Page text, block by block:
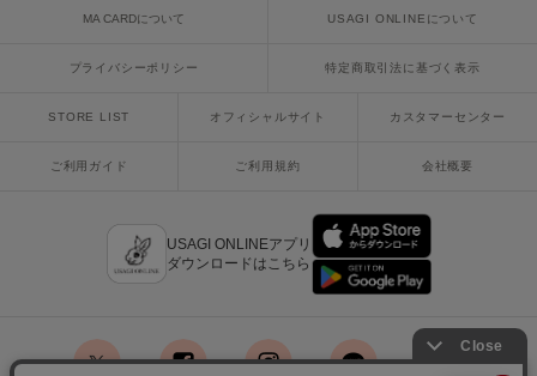
USAGI Vintage
ウサギヴィンテージ
VEJA
MA CARDについて USAGI ONLINEについて
プライバシーポリシー 特定商取引法に基づく表示
STORE LIST オフィシャルサイト カスタマーセンター
ご利用ガイド ご利用規約 会社概要
USAGI ONLINEアプリ
ダウンロードはこちら